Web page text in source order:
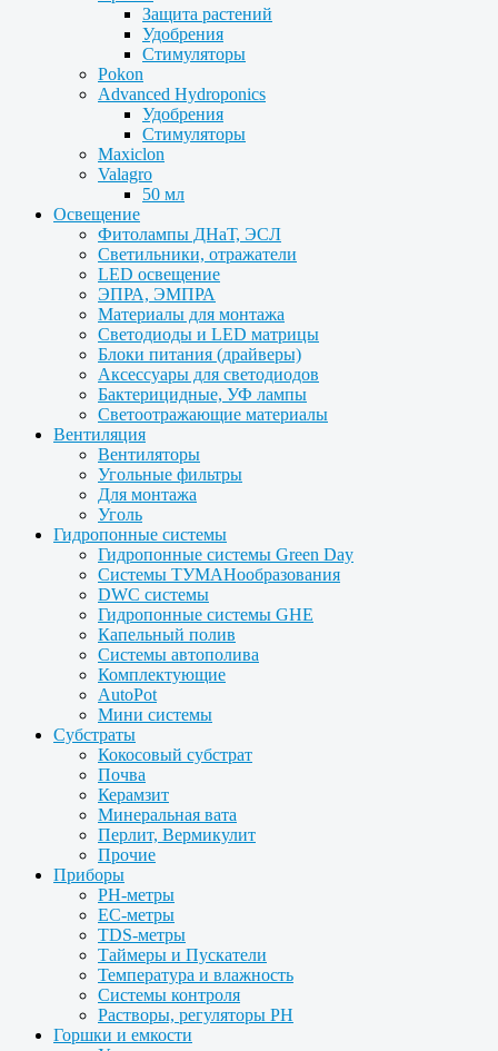
Защита растений
Удобрения
Стимуляторы
Pokon
Advanced Hydroponics
Удобрения
Стимуляторы
Maxiclon
Valagro
50 мл
Освещение
Фитолампы ДНаТ, ЭСЛ
Светильники, отражатели
LED освещение
ЭПРА, ЭМПРА
Материалы для монтажа
Светодиоды и LED матрицы
Блоки питания (драйверы)
Аксессуары для светодиодов
Бактерицидные, УФ лампы
Светоотражающие материалы
Вентиляция
Вентиляторы
Угольные фильтры
Для монтажа
Уголь
Гидропонные системы
Гидропонные системы Green Day
Системы ТУМАНообразования
DWC системы
Гидропонные системы GHE
Капельный полив
Системы автополива
Комплектующие
AutoPot
Мини системы
Субстраты
Кокосовый субстрат
Почва
Керамзит
Минеральная вата
Перлит, Вермикулит
Прочие
Приборы
PH-метры
EC-метры
TDS-метры
Таймеры и Пускатели
Температура и влажность
Системы контроля
Растворы, регуляторы PH
Горшки и емкости